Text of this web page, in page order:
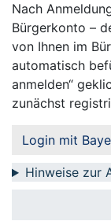
Nach
Bürgerkonto –
von Ihnen im
automatisch
anmelden“
zunächst
Login mit
Hinweise zur